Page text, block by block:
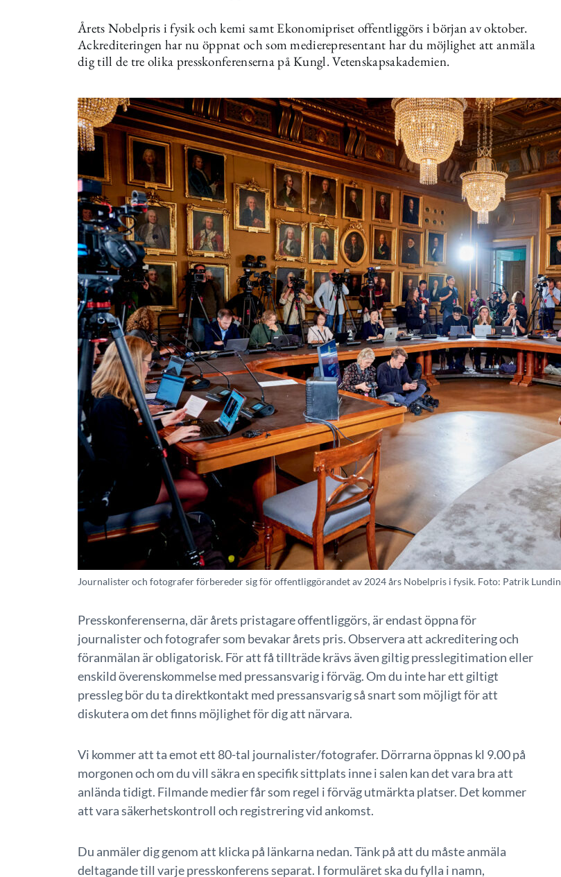
Årets Nobelpris i fysik och kemi samt Ekonomipriset offentliggörs i början av oktober.
Ackrediteringen har nu öppnat och som medierepresentant har du möjlighet att anmäla
dig till de tre olika presskonferenserna på Kungl. Vetenskapsakademien.
Journalister och fotografer förbereder sig för offentliggörandet av 2024 års Nobelpris i fysik. Foto: Patrik Lundin
Presskonferenserna, där årets pristagare offentliggörs, är endast öppna för
journalister och fotografer som bevakar årets pris. Observera att ackreditering och
föranmälan är obligatorisk. För att få tillträde krävs även giltig presslegitimation eller
enskild överenskommelse med pressansvarig i förväg. Om du inte har ett giltigt
pressleg bör du ta direktkontakt med pressansvarig så snart som möjligt för att
diskutera om det finns möjlighet för dig att närvara.
Vi kommer att ta emot ett 80-tal journalister/fotografer. Dörrarna öppnas kl 9.00 på
morgonen och om du vill säkra en specifik sittplats inne i salen kan det vara bra att
anlända tidigt. Filmande medier får som regel i förväg utmärkta platser. Det kommer
att vara säkerhetskontroll och registrering vid ankomst.
Du anmäler dig genom att klicka på länkarna nedan. Tänk på att du måste anmäla
deltagande till varje presskonferens separat. I formuläret ska du fylla i namn,